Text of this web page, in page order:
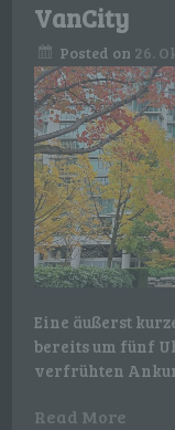
VanCity
Posted on 26.
Eine äußerst
bereits um fünf
verfrühten
Read More